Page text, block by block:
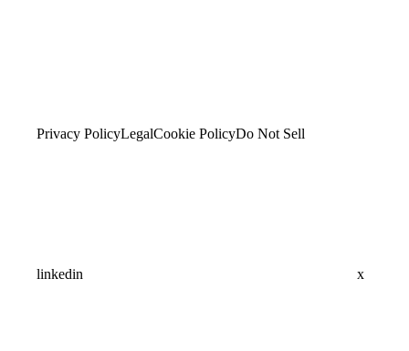
Privacy PolicyLegalCookie PolicyDo Not Sell
linkedin x